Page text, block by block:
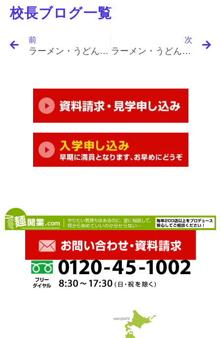
校長ブログ一覧
前
ラーメン・うどん・そば・パスタ開業で成功店に！｜「イノベーションと起業家精神（下）」「個性ではない」
次
ラーメン・うどん・そば・パスタ開業で成功店に！｜「イノベーションと起業家精神（下）」「社会的機関における起業家精神、イノベーションを行えない理由、固有の力学、予算型事業」